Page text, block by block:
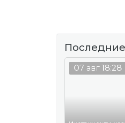
07 авг 18:28